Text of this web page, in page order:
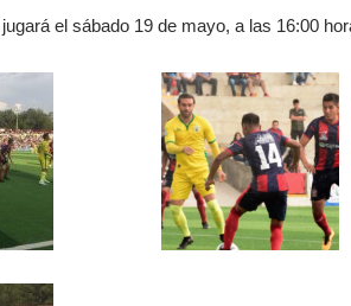
el sábado 19 de mayo, a las 16:00